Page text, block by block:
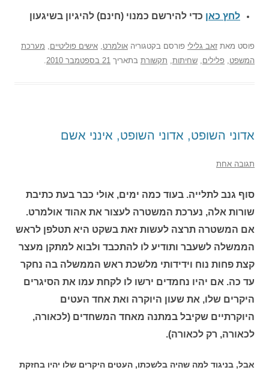
לחץ כאן כדי להירשם כמנוי (חינם) להיגיון בשיגעון
פוסט מאת זאב גלילי פורסם בקטגוריה אולמרט אישים פוליטיים
מערכת
המשפט פלילים שחיתות תקשורת בתאריך 21 בספטמבר 2010
אדוני השופט, אדוני השופט, אינני אשם
תגובה אחת
סוף גנב לתלייה. בעוד כמה ימים, אולי כבר בעת כתיבת
שורות אלה, נערכת המשטרה לעצור את אהוד אולמרט.
אם המשטרה תרצה לעשות זאת בשקט היא תטלפן לראש
הממשלה לשעבר ותודיע לו להתכבד ולבוא למתקן מעצר
קצת פחות נוח וידידותי מלשכת ראש הממשלה בה נחקר
עד כה. אם יהיו נחמדים ירשו לו לקחת עמו את הסיגרים
היקרים שלו, את שעון היוקרה ואת אחד העטים
היוקרתיים שקיבל במתנה מאחד המשחדים (לכאורה,
לכאורה, רק לכאורה).
אבל, בניגוד למה שהיה בלשכתו, העטים היקרים שלו יהיו בחזקת